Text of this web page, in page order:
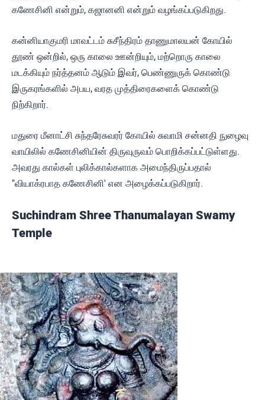
கணேசினி என்றும், கஜானனி என்றும் வழங்கப்படுகிறது.
கன்னியாகுமரி மாவட்டம் சுசீந்திரம் தாணுமாலயன் கோயில்
தூண் ஒன்றில், ஒரு காலை ஊன்றியும், மற்றொரு காலை
மடக்கியும் நர்த்தனம் ஆடும் இவர், பெண்ணுருக் கொண்டு
இருகரங்களில் அபய, வரத முத்திரைகளைக் கொண்டு
நிற்கிறார்.
மதுரை மீனாட்சி சுந்தரேசுவரர் கோயில் சுவாமி சன்னதி நுழைவு
வாயிலில் கணேசினியின் திருவுருவம் பொறிக்கப்பட்டுள்ளது.
அவரது கால்கள் புலிக்கால்களாக அமைந்திருப்பதால்
"வியாக்ரபாத கணேசினி' என அழைக்கப்படுகிறார்.
Suchindram Shree Thanumalayan Swamy
Temple